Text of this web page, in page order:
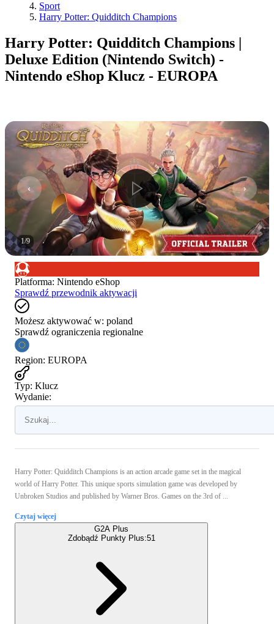
Sport
Harry Potter: Quidditch Champions
Harry Potter: Quidditch Champions |
Deluxe Edition (Nintendo Switch) -
Nintendo eShop Klucz - EUROPA
1/9
Platforma: Nintendo eShop
Sprawdź przewodnik aktywacji
Możesz aktywować w: poland
Sprawdź ograniczenia regionalne
Region: EUROPA
Typ: Klucz
Wydanie:
Harry Potter: Quidditch Champions is an action arcade game set in the magical
world of Harry Potter. This unique sports simulation game was developed by
Unbroken Studios and published by Warner Bros. Games on the 3rd of ...
Czytaj więcej
G2A Plus
Zdobądź Punkty Plus:51